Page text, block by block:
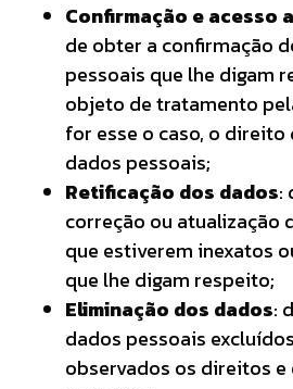
Confirmação e acesso
de obter a confirmação
pessoais que lhe digam
objeto de tratamento
for esse o caso, o direito
dados pessoais;
Retificação dos dados:
correção ou atualização
que estiverem inexatos
que lhe digam respeito;
Eliminação dos dados:
dados pessoais
observados os direitos e